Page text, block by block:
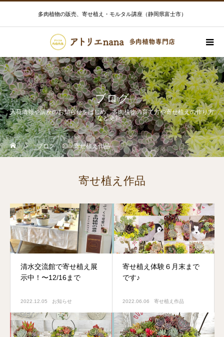
多肉植物の販売、寄せ植え・モルタル講座（静岡県富士市）
ブログ
入荷情報や講座のお知らせをはじめ、多肉植物の育て方や寄せ植えの作り方
など更新！
ブログ 寄せ植え作品
寄せ植え作品
清水交流館で寄せ植え展
示中！〜12/16まで
2022.12.05 お知らせ
寄せ植え体験６月末まで
です♪
2022.06.06 寄せ植え作品